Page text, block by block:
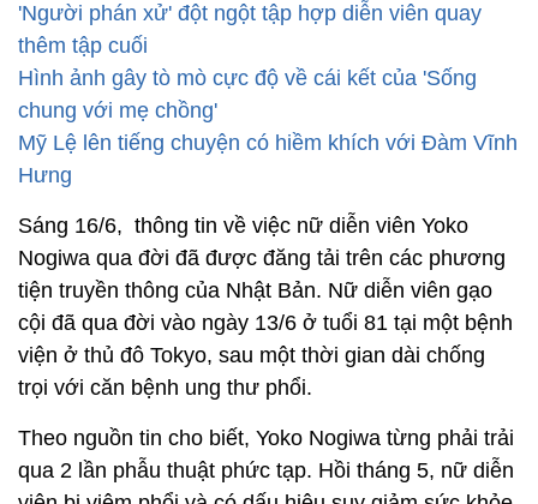
'Người phán xử' đột ngột tập hợp diễn viên quay
thêm tập cuối
Hình ảnh gây tò mò cực độ về cái kết của 'Sống
chung với mẹ chồng'
Mỹ Lệ lên tiếng chuyện có hiềm khích với Đàm Vĩnh
Hưng
Sáng 16/6, thông tin về việc nữ diễn viên Yoko
Nogiwa qua đời đã được đăng tải trên các phương
tiện truyền thông của Nhật Bản. Nữ diễn viên gạo
cội đã qua đời vào ngày 13/6 ở tuổi 81 tại một bệnh
viện ở thủ đô Tokyo, sau một thời gian dài chống
trọi với căn bệnh ung thư phổi.
Theo nguồn tin cho biết, Yoko Nogiwa từng phải trải
qua 2 lần phẫu thuật phức tạp. Hồi tháng 5, nữ diễn